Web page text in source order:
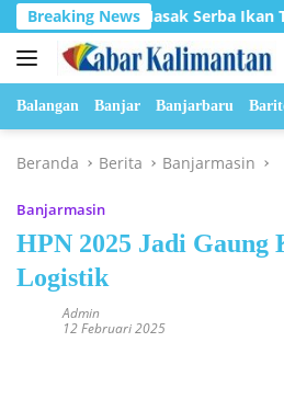
Langsung
ke
konten
Breaking News
Lomba Masak Serba Ikan Tingkat
Balangan Banjar Banjarbaru
Beranda Berita Banjarmasin
Banjarmasin
HPN 2025 Jadi Gaung
Logistik
Admin
12 Februari 2025